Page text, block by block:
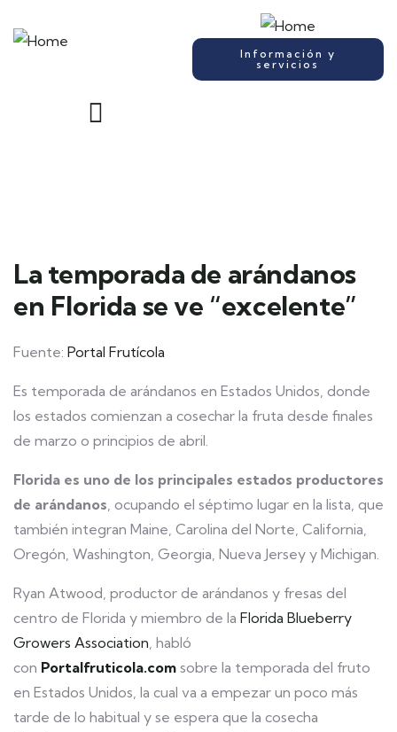
Información y
servicios
La temporada de arándanos
en Florida se ve “excelente”
Fuente: Portal Frutícola
Es temporada de arándanos en Estados Unidos, donde
los estados comienzan a cosechar la fruta desde finales
de marzo o principios de abril.
Florida es uno de los principales estados productores
de arándanos, ocupando el séptimo lugar en la lista, que
también integran Maine, Carolina del Norte, California,
Oregón, Washington, Georgia, Nueva Jersey y Michigan.
Ryan Atwood, productor de arándanos y fresas del
centro de Florida y miembro de la Florida Blueberry
Growers Association, habló
con Portalfruticola.com sobre la temporada del fruto
en Estados Unidos, la cual va a empezar un poco más
tarde de lo habitual y se espera que la cosecha